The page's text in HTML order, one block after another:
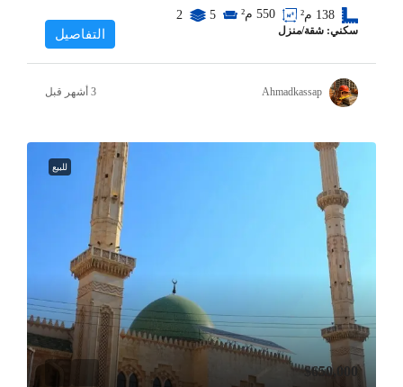
138 م² 550 م² 5
2
سكني: شقة/منزل التفاصيل
Ahmadkassap
للبيع
$650,000